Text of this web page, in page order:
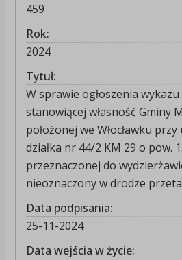
459
Rok:
2024
Tytuł:
W sprawie ogłoszenia
stanowiącej własność Gminy
położonej we Włocławku
działka nr 44/2 KM 29 o pow.
przeznaczonej do
nieoznaczony w drodze
Data podpisania:
25-11-2024
Data wejścia w życie: